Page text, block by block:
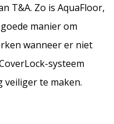
T&A. Zo is AquaFloor,
manier om
wanneer er niet
systeem
veiliger te maken.